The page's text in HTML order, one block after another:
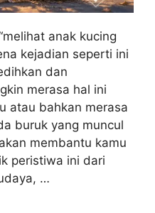
anak kucing
kejadian seperti ini
dan
merasa hal ini
atau bahkan merasa
buruk yang muncul
membantu kamu
peristiwa ini dari
…